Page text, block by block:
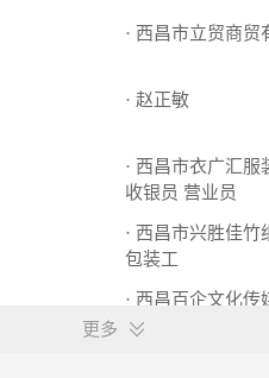
· 西昌市立贸商贸
· 赵正敏
· 西昌市衣广汇服
收银员 营业员
· 西昌市兴胜佳竹
包装工
· 西昌百企文化传
招生老师
更多